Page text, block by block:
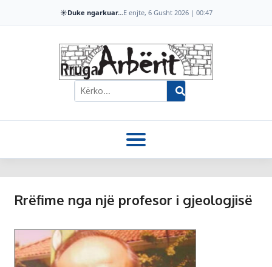
☀️Duke ngarkuar...E enjte, 6 Gusht 2026 | 00:47
Rrëfime nga një profesor i gjeologjisë